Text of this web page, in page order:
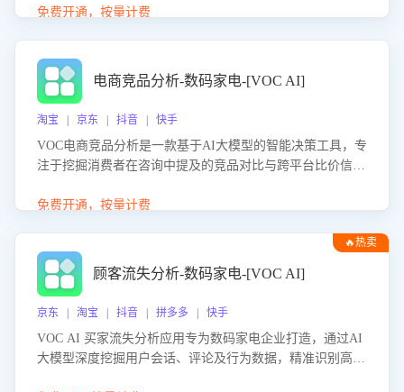
化策略，助力商家利用国补政策提升GMV。
免费开通，按量计费
电商竞品分析-数码家电-[VOC AI]
淘宝 | 京东 | 抖音 | 快手
VOC电商竞品分析是一款基于AI大模型的智能决策工具，专
注于挖掘消费者在咨询中提及的竞品对比与跨平台比价信
商品信息，进行多维度交叉对比，并分析消费者的比价行
企业优化营销话术、突出产品与服务优势，有效提升咨询转
化率，避免陷入单纯价格竞争，实现精准扬长避短。
免费开通，按量计费
🔥热卖
顾客流失分析-数码家电-[VOC AI]
京东 | 淘宝 | 抖音 | 拼多多 | 快手
VOC AI 买家流失分析应用专为数码家电企业打造，通过AI
大模型深度挖掘用户会话、评论及行为数据，精准识别高流